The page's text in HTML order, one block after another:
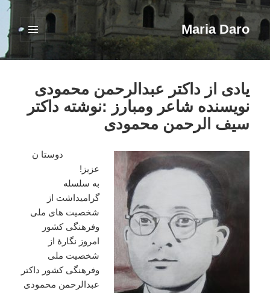
Maria Daro
فهرست
ابزارک‌ها
یادی از داکتر عبدالرحمن محمودی
نویسنده شاعر ومبارز :نوشته داکتر
سیف الرحمن محمودی
دوستا ن
عزیز !
به سلسله
گرامیداشت از
شخصیت های ملی
وفرهنگی کشور
امروز نگارۀ از
شخصیت ملی
وفرهنگی کشور داکتر
عبدالرحمن محمودی